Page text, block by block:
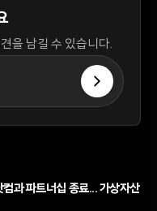
을 남길 수 있습니다.
과 파트너십 종료... 가상자산